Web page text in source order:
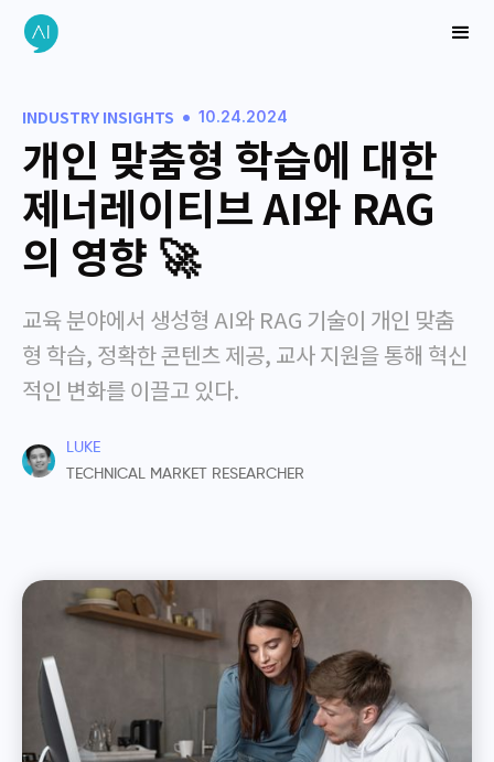
INDUSTRY INSIGHTS • 10.24.2024
개인 맞춤형 학습에 대한
제너레이티브 AI와 RAG
의 영향 🚀
교육 분야에서 생성형 AI와 RAG 기술이 개인 맞춤
형 학습, 정확한 콘텐츠 제공, 교사 지원을 통해 혁신
적인 변화를 이끌고 있다.
LUKE
TECHNICAL MARKET RESEARCHER